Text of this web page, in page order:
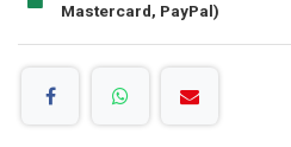
Mastercard, PayPal)